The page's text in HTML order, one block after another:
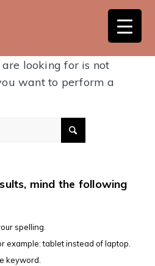
looking for is not
want to perform a
mind the following
spelling.
example: tablet instead of laptop.
keyword.